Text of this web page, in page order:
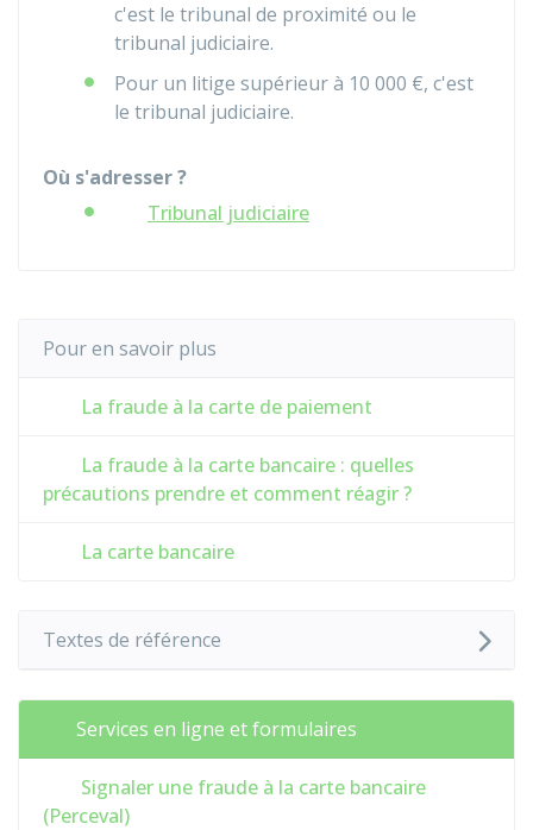
c'est le tribunal de proximité ou le
tribunal judiciaire.
Pour un litige supérieur à 10 000 €, c'est
le tribunal judiciaire.
Où s'adresser ?
Tribunal judiciaire
Pour en savoir plus
La fraude à la carte de paiement
La fraude à la carte bancaire : quelles
précautions prendre et comment réagir ?
La carte bancaire
Textes de référence
Services en ligne et formulaires
Signaler une fraude à la carte bancaire
(Perceval)